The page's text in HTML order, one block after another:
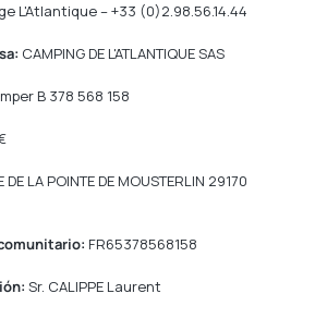
L'Atlantique – +33 (0)2.98.56.14.44
CAMPING DE L'ATLANTIQUE SAS
B 378 568 158
DE LA POINTE DE MOUSTERLIN 29170
FR65378568158
Sr. CALIPPE Laurent